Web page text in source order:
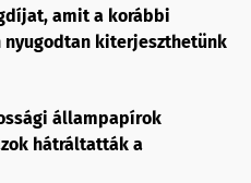
amit a korábbi
kiterjeszthetünk
állampapírok
hátráltatták a